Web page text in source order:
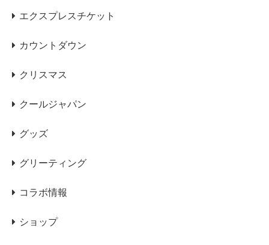
エクスプレスチケット
カウントダウン
クリスマス
クールジャパン
グッズ
グリーティング
コラボ情報
ショップ